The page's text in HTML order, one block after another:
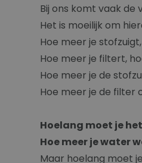
Bij ons komt vaak
Het is moeilijk om
Hoe meer je
Hoe meer je filtert,
Hoe meer je de
Hoe meer je de
Hoelang moet je
Hoe meer je water
Maar hoelang moet